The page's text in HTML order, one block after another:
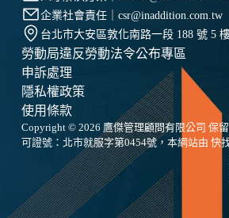
企業社會責任｜ csr@inaddition.com.tw
台北市大安區敦化南路一段 188 號 5
勞動局違反勞動法令公布專區
申訴處理
隱私權政策
使用條款
Copyright © 2026 鷹傑管理顧問有限公司 保
可證號：北市就服字第0454號，本網站由 快